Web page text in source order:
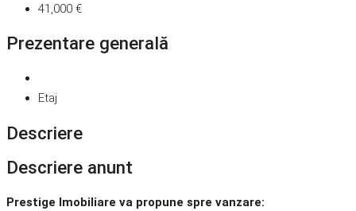
41,000 €
Prezentare generală
Etaj
Descriere
Descriere anunt
Prestige Imobiliare va propune spre vanzare: